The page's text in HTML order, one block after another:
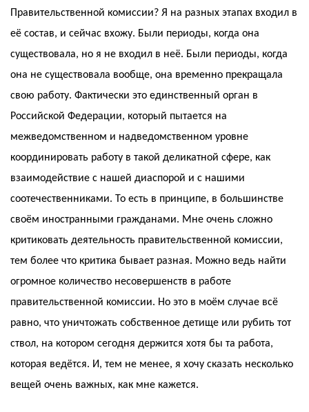
Правительственной комиссии? Я на разных этапах входил в
её состав, и сейчас вхожу. Были периоды, когда она
существовала, но я не входил в неё. Были периоды, когда
она не существовала вообще, она временно прекращала
свою работу. Фактически это единственный орган в
Российской Федерации, который пытается на
межведомственном и надведомственном уровне
координировать работу в такой деликатной сфере, как
взаимодействие с нашей диаспорой и с нашими
соотечественниками. То есть в принципе, в большинстве
своём иностранными гражданами. Мне очень сложно
критиковать деятельность правительственной комиссии,
тем более что критика бывает разная. Можно ведь найти
огромное количество несовершенств в работе
правительственной комиссии. Но это в моём случае всё
равно, что уничтожать собственное детище или рубить тот
ствол, на котором сегодня держится хотя бы та работа,
которая ведётся. И, тем не менее, я хочу сказать несколько
вещей очень важных, как мне кажется.